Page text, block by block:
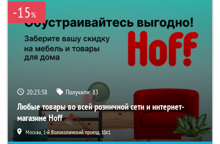
-15%
20:23:38 Получили:83
Любые товары во всей розничной сети и интернет-
магазине Hoff
Москва, 1-й Волоколамский проезд, 10с1